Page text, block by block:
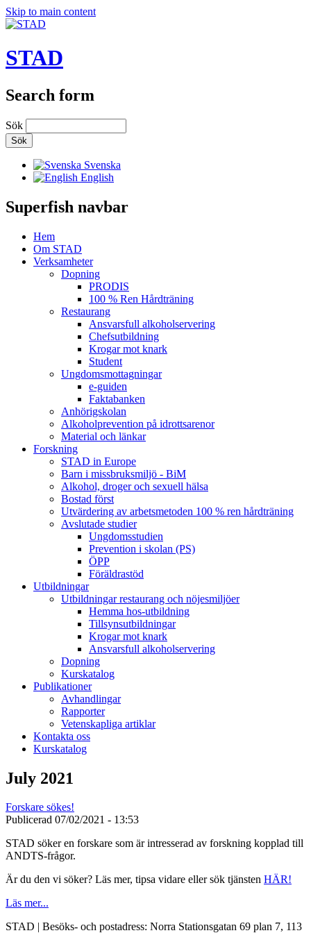
Skip to main content
STAD
Search form
Sök
Svenska
English
Superfish navbar
Hem
Om STAD
Verksamheter
Dopning
PRODIS
100 % Ren Hårdträning
Restaurang
Ansvarsfull alkoholservering
Chefsutbildning
Krogar mot knark
Student
Ungdomsmottagningar
e-guiden
Faktabanken
Anhörigskolan
Alkoholprevention på idrottsarenor
Material och länkar
Forskning
STAD in Europe
Barn i missbruksmiljö - BiM
Alkohol, droger och sexuell hälsa
Bostad först
Utvärdering av arbetsmetoden 100 % ren hårdträning
Avslutade studier
Ungdomsstudien
Prevention i skolan (PS)
ÖPP
Föräldrastöd
Utbildningar
Utbildningar restaurang och nöjesmiljöer
Hemma hos-utbildning
Tillsynsutbildningar
Krogar mot knark
Ansvarsfull alkoholservering
Dopning
Kurskatalog
Publikationer
Avhandlingar
Rapporter
Vetenskapliga artiklar
Kontakta oss
Kurskatalog
July 2021
Forskare sökes!
Publicerad 07/02/2021 - 13:53
STAD söker en forskare som är intresserad av forskning kopplad till
ANDTS-frågor.
Är du den vi söker? Läs mer, tipsa vidare eller sök tjänsten HÄR!
Läs mer...
STAD | Besöks- och postadress: Norra Stationsgatan 69 plan 7, 113